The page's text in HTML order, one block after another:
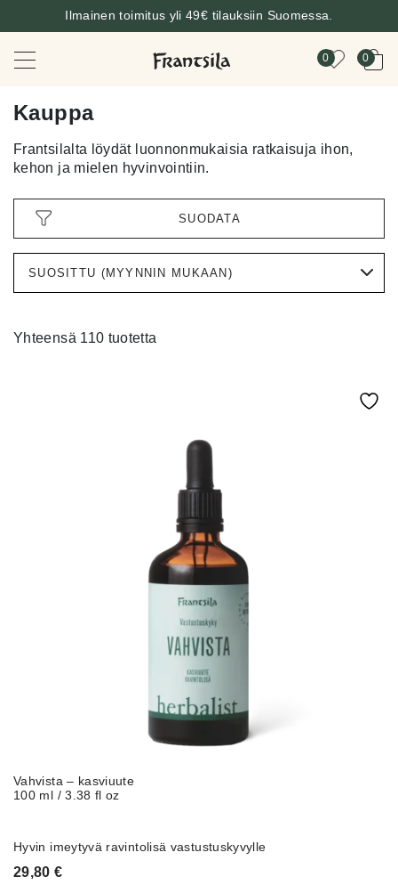
Ilmainen toimitus yli 49€ tilauksiin Suomessa.
0 0
Kauppa
Frantsilalta löydät luonnonmukaisia ratkaisuja ihon,
kehon ja mielen hyvinvointiin.
SUODATA
Yhteensä 110 tuotetta
Vahvista – kasviuute
100 ml / 3.38 fl oz
Hyvin imeytyvä ravintolisä vastustuskyvylle
29,80€